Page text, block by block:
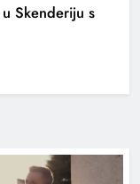
Skenderiju s